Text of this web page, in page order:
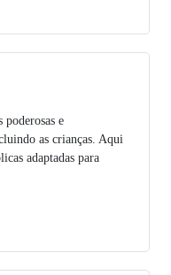
poderosas e
as crianças. Aqui
adaptadas para